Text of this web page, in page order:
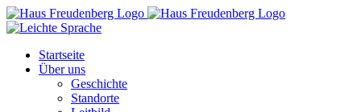
Zum
Inhalt
Startseite
Über uns
Geschichte
Standorte